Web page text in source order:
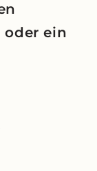
oder ein